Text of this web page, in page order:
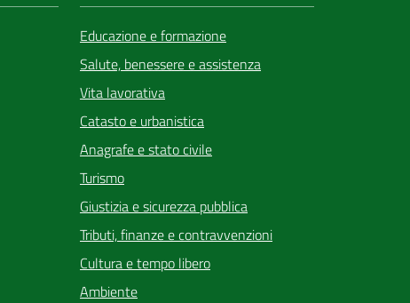
Educazione e formazione
Salute, benessere e assistenza
Vita lavorativa
Catasto e urbanistica
Anagrafe e stato civile
Turismo
Giustizia e sicurezza pubblica
Tributi, finanze e contravvenzioni
Cultura e tempo libero
Ambiente